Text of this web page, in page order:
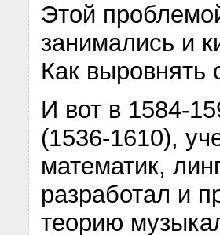
Этой
занимались и
Как выровнять
И вот в 1584-
(1536-1610),
математик,
разработал и
теорию